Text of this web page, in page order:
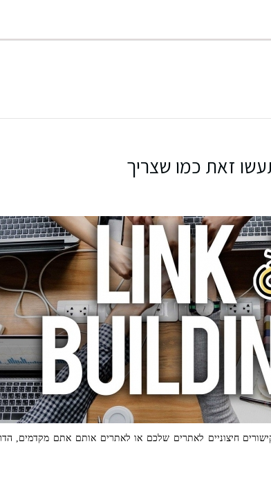
זאת כמו שצריך
חיצוניים לאתרים שלכם או לאתרים אותם אתם מקדמים,